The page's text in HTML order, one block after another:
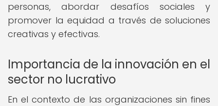
personas, abordar desafíos sociales y
promover la equidad a través de soluciones
creativas y efectivas.
Importancia de la innovación en el
sector no lucrativo
En el contexto de las organizaciones sin fines